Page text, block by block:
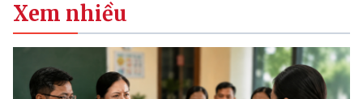
Xem nhiều